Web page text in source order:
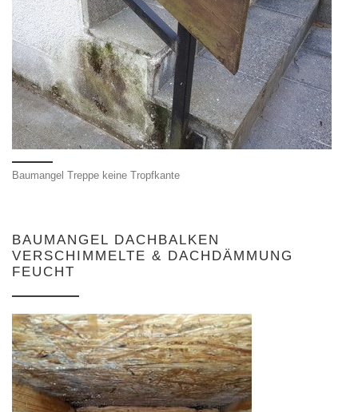
Baumangel Treppe keine Tropfkante
BAUMANGEL DACHBALKEN
VERSCHIMMELTE & DACHDÄMMUNG
FEUCHT